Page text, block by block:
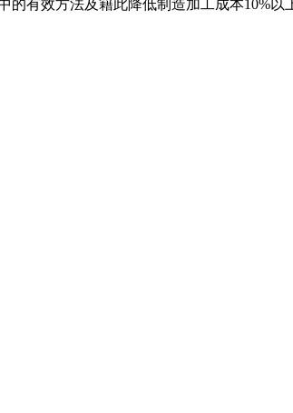
有效方法及籍此降低制造加工成本10%以